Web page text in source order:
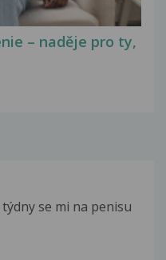
– naděje pro ty,
se mi na penisu